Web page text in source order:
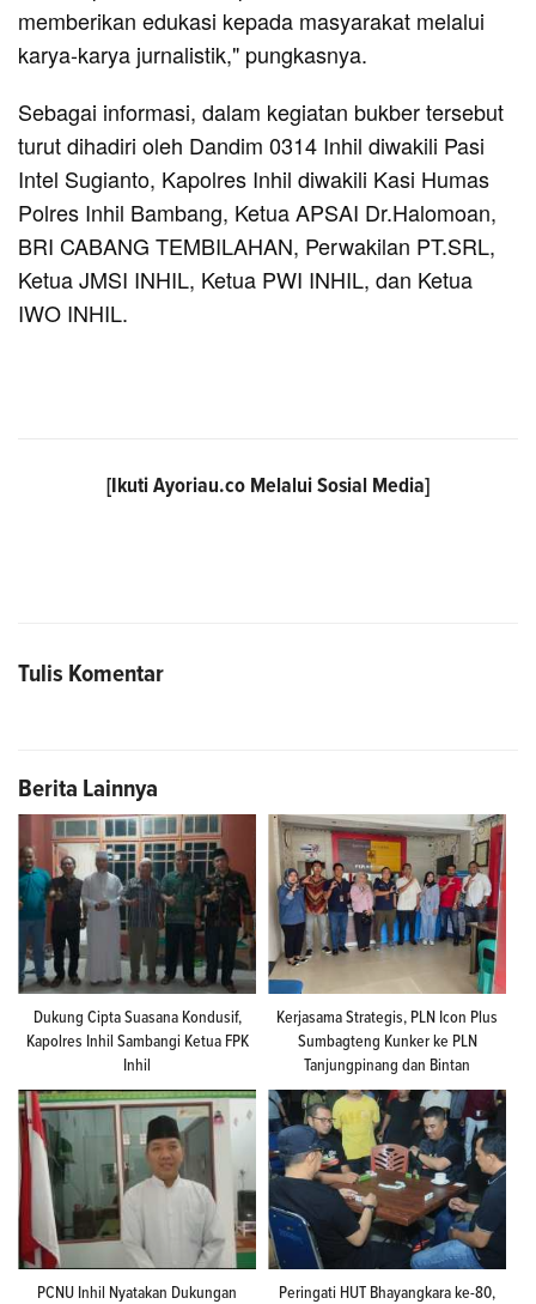
memberikan edukasi kepada masyarakat melalui
karya-karya jurnalistik," pungkasnya.
Sebagai informasi, dalam kegiatan bukber tersebut
turut dihadiri oleh Dandim 0314 Inhil diwakili Pasi
Intel Sugianto, Kapolres Inhil diwakili Kasi Humas
Polres Inhil Bambang, Ketua APSAI Dr.Halomoan,
BRI CABANG TEMBILAHAN, Perwakilan PT.SRL,
Ketua JMSI INHIL, Ketua PWI INHIL, dan Ketua
IWO INHIL.
[Ikuti Ayoriau.co Melalui Sosial Media]
Tulis Komentar
Berita Lainnya
Dukung Cipta Suasana Kondusif,
Kapolres Inhil Sambangi Ketua FPK
Inhil
Kerjasama Strategis, PLN Icon Plus
Sumbagteng Kunker ke PLN
Tanjungpinang dan Bintan
PCNU Inhil Nyatakan Dukungan
Peringati HUT Bhayangkara ke-80,